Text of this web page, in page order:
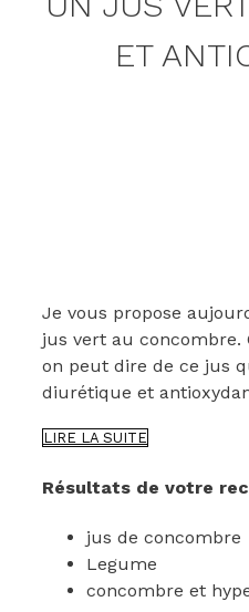
ET
Je vous propose
jus vert au concombre.
on peut dire de ce jus
diurétique et
LIRE LA SUITEUN
AU
DE
CONCOMBRE
DIURÉTIQUE
ET
Résultats de votre
jus de concombre
Legume
concombre et